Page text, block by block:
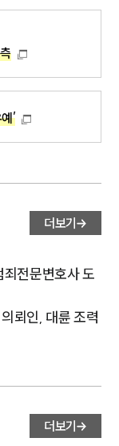
’
더보기
전문변호사 도
뢰인, 대륜 조력
더보기